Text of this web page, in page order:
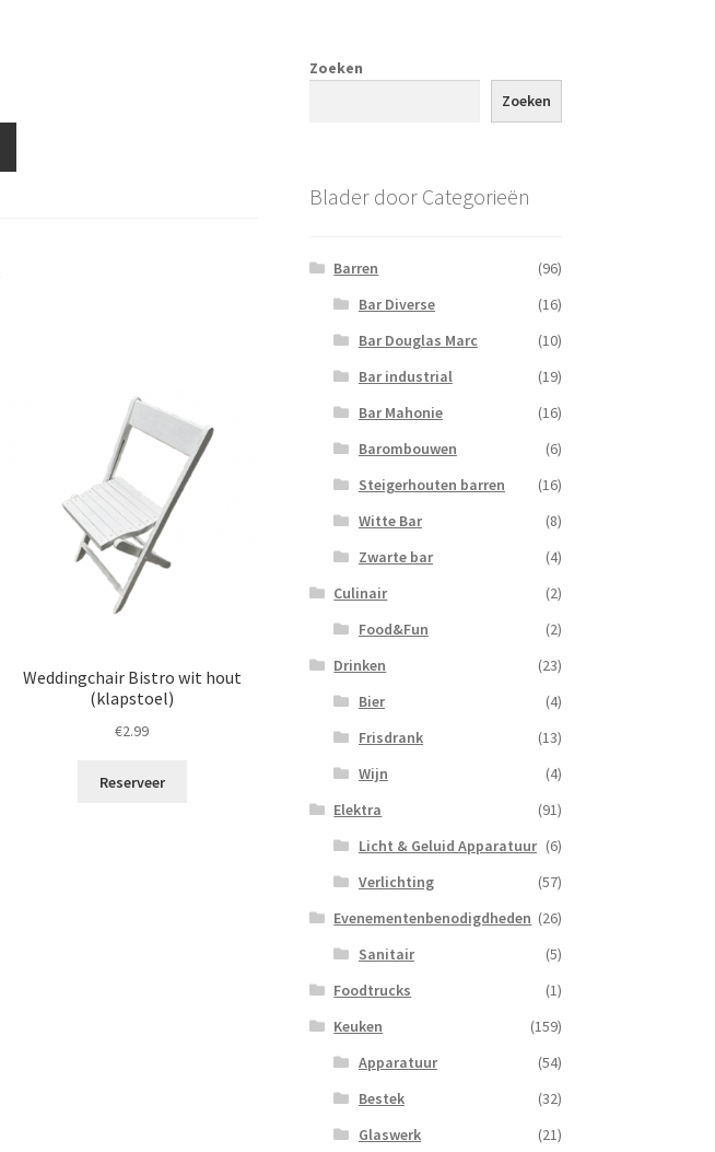
Weddingchair Bistro wit hout
(klapstoel)
€2.99
Reserveer
Zoeken
Zoeken
Blader door Categorieën
Barren
(96)
Bar Diverse
(16)
Bar Douglas Marc
(10)
Bar industrial
(19)
Bar Mahonie
(16)
Barombouwen
(6)
Steigerhouten barren
(16)
Witte Bar
(8)
Zwarte bar
(4)
Culinair
(2)
Food&Fun
(2)
Drinken
(23)
Bier
(4)
Frisdrank
(13)
Wijn
(4)
Elektra
(91)
Licht & Geluid Apparatuur (6)
Verlichting
(57)
Evenementenbenodigdheden (26)
Sanitair
(5)
Foodtrucks
(1)
Keuken
(159)
Apparatuur
(54)
Bestek
(32)
Glaswerk
(21)